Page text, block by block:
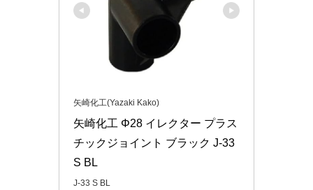
矢崎化工(Yazaki Kako)
矢崎化工 Φ28 イレクター プラス
チックジョイント ブラック J-33
S BL
J-33 S BL